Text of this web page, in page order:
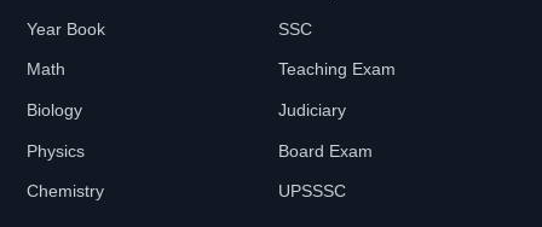
Year Book
Math
Biology
Physics
Chemistry
SSC
Teaching Exam
Judiciary
Board Exam
UPSSSC